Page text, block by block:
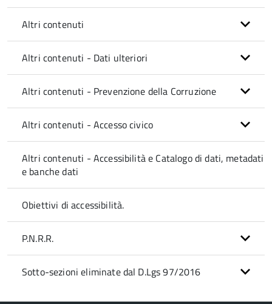
Altri contenuti
Altri contenuti - Dati ulteriori
Altri contenuti - Prevenzione della Corruzione
Altri contenuti - Accesso civico
Altri contenuti - Accessibilità e Catalogo di dati, metadati
e banche dati
Obiettivi di accessibilità.
P.N.R.R.
Sotto-sezioni eliminate dal D.Lgs 97/2016